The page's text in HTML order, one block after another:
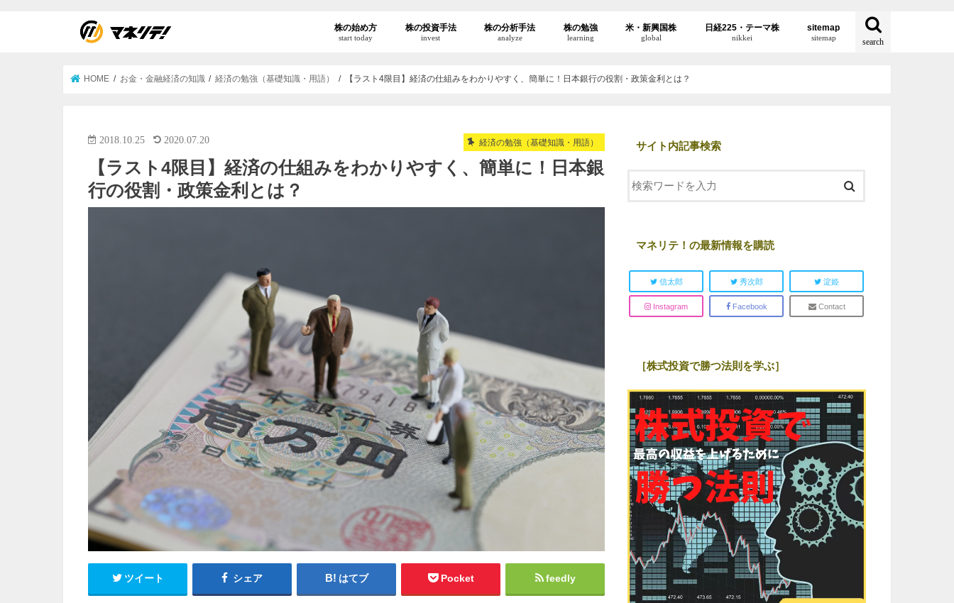
search
株の始め方
start today
株の投資手法
invest
株の分析手法
analyze
株の勉強
learning
米・新興国株
global
日経225・テーマ株
nikkei
sitemap
sitemap
HOME お金・金融経済の知識 経済の勉強（基礎知識・用語） 【ラスト4限目】経済の仕組みをわかりやすく、簡単に！日本銀行の役割・政策金利とは？
経済の勉強（基礎知識・用語）
2018.10.25 2020.07.20
【ラスト4限目】経済の仕組みをわかりやすく、簡単に！日本銀
行の役割・政策金利とは？
ツイート シェア はてブ Pocket feedly
サイト内記事検索
マネリテ！の最新情報を購読
信太郎 秀次郎 淀姫
Instagram Facebook Contact
［株式投資で勝つ法則を学ぶ］